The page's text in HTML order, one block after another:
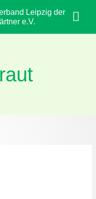
Leipzig der
e.V.